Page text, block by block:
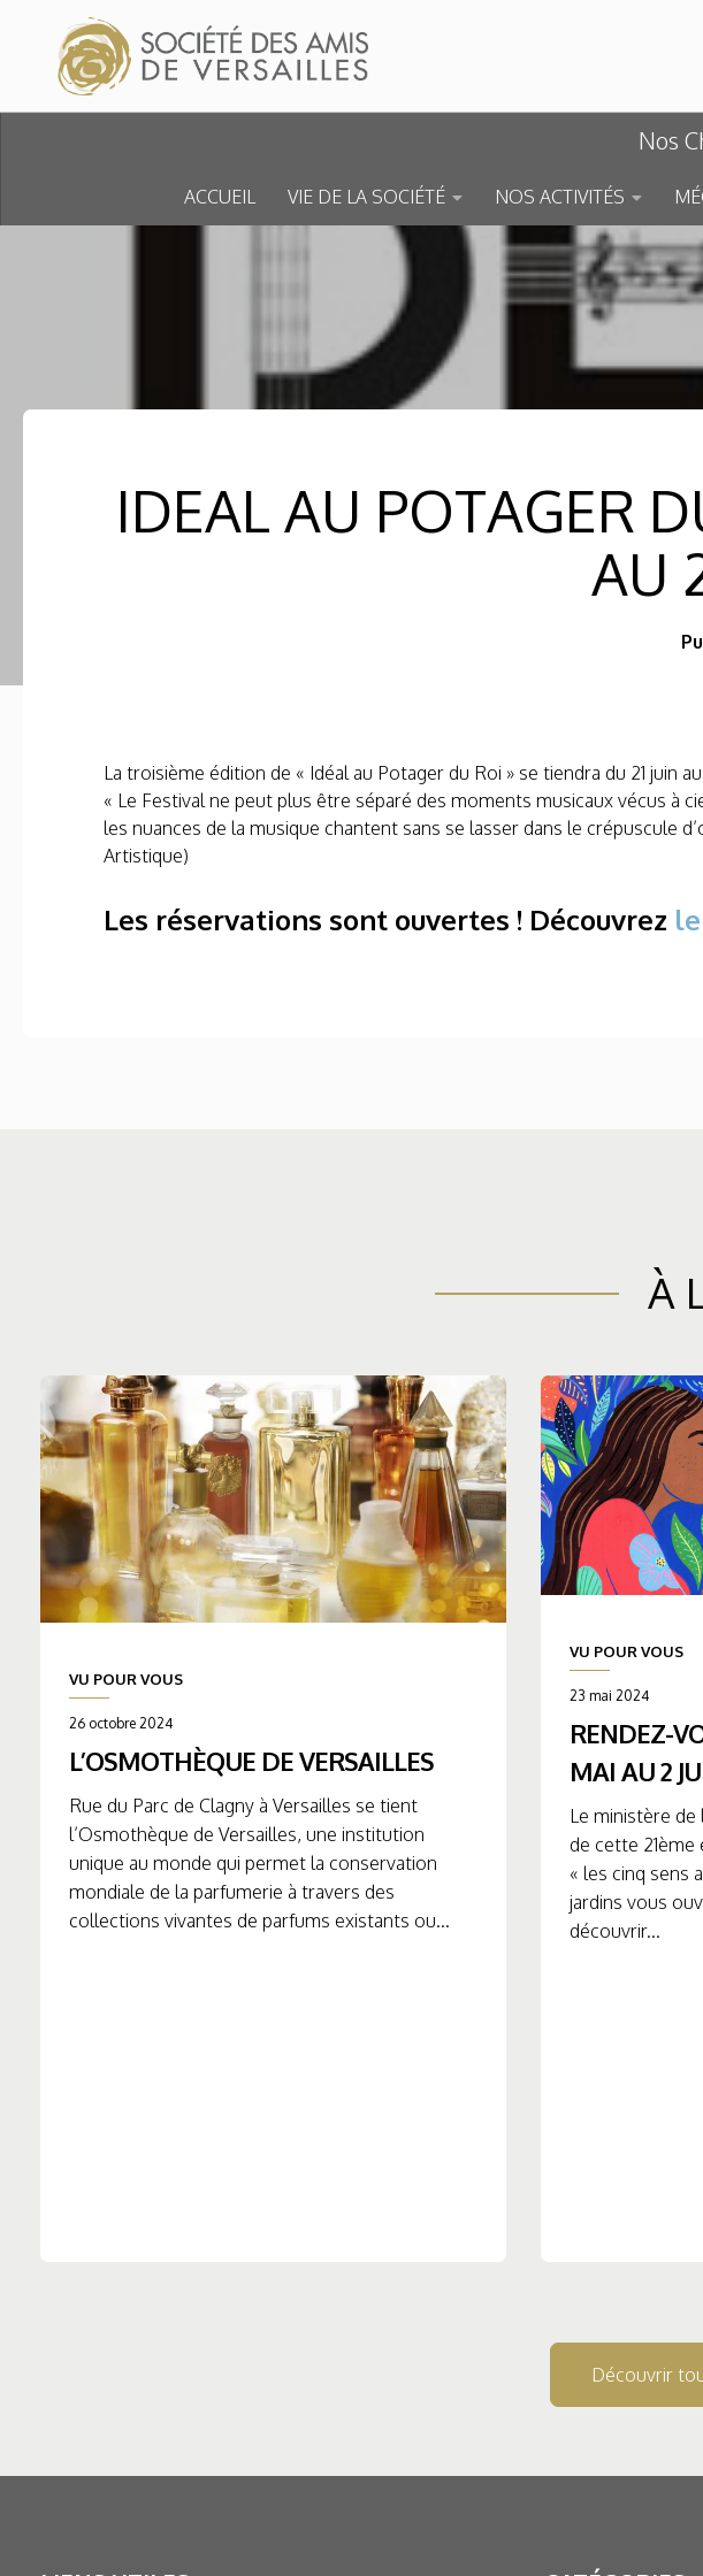
Skip to content
Nos
ACCUEIL VIE DE LA SOCIÉTÉ NOS ACTIVITÉS
IDEAL AU POTAGER
AU
La troisième édition de « Idéal au Potager du Roi » se tiendra du 21 juin
« Le Festival ne peut plus être séparé des moments musicaux vécus à
les nuances de la musique chantent sans se lasser dans le crépuscule
Artistique)
Les réservations sont ouvertes ! Découvrez
À
VU POUR VOUS
26 octobre 2024
L’OSMOTHÈQUE DE VERSAILLES
Rue du Parc de Clagny à Versailles se tient
l’Osmothèque de Versailles, une institution
unique au monde qui permet la conservation
mondiale de la parfumerie à travers des
collections vivantes de parfums existants ou...
VU POUR VOUS
23 mai 2024
RENDEZ-
MAI AU 2
Le ministère
de cette 21ème
« les cinq sens
jardins vous
découvrir...
Découvrir